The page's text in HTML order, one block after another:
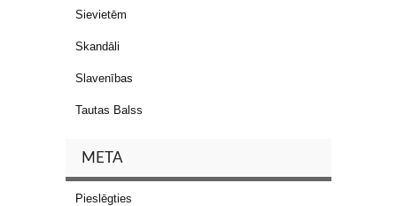
Sievietēm
Skandāli
Slavenības
Tautas Balss
META
Pieslēgties